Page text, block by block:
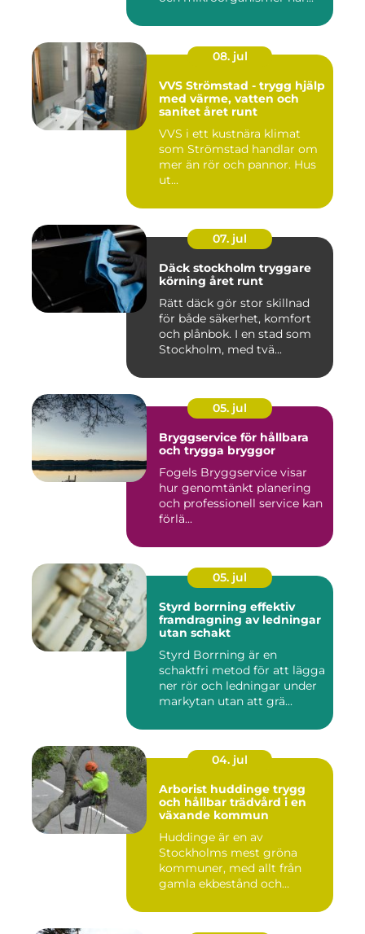
08. jul
VVS Strömstad - trygg hjälp
med värme, vatten och
sanitet året runt
VVS i ett kustnära klimat
som Strömstad handlar om
mer än rör och pannor. Hus
ut...
07. jul
Däck stockholm tryggare
körning året runt
Rätt däck gör stor skillnad
för både säkerhet, komfort
och plånbok. I en stad som
Stockholm, med tvä...
05. jul
Bryggservice för hållbara
och trygga bryggor
Fogels Bryggservice visar
hur genomtänkt planering
och professionell service kan
förlä...
05. jul
Styrd borrning effektiv
framdragning av ledningar
utan schakt
Styrd Borrning är en
schaktfri metod för att lägga
ner rör och ledningar under
markytan utan att grä...
04. jul
Arborist huddinge trygg
och hållbar trädvård i en
växande kommun
Huddinge är en av
Stockholms mest gröna
kommuner, med allt från
gamla ekbestånd och